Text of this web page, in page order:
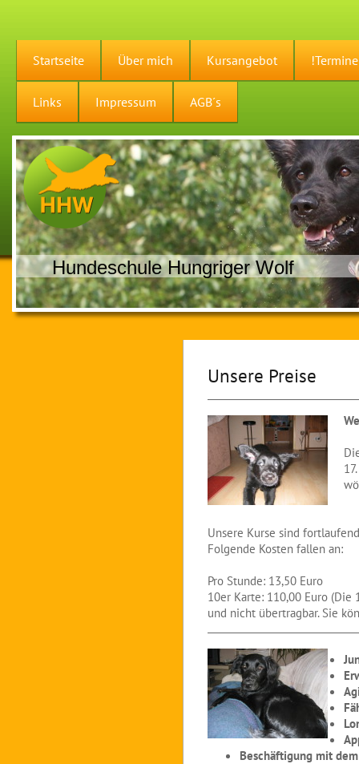
Startseite Über mich Kursangebot
Links Impressum AGB´s
Hundeschule Hungriger Wolf
Unsere Preise
Unsere Kurse sind
Folgende Kosten fallen an:
Pro Stunde: 13,50 Euro
10er Karte: 110,00 Euro
und nicht übertragbar. Sie
Beschäftigung mit